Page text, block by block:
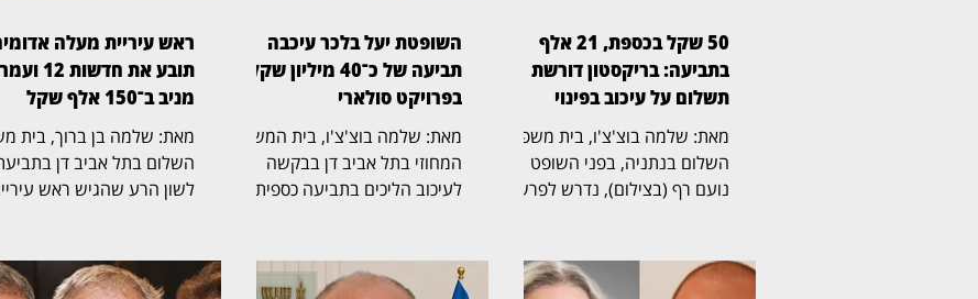
50 שקל בכספת, 21 אלף
בתביעה: בריקסטון דורשת
תשלום על עיכוב בפינוי
מאת: שלמה בוצ'צ'ו, בית משפט
השלום בנתניה, בפני השופט
נועם רף (בצילום), נדרש לפרשה
שטר בודד של 50 שקל,
השופטת יעל בלכר עיכבה
תביעה של כ־40 מיליון שקל
בפרויקט סולארי
מאת: שלמה בוצ'צ'ו, בית המשפט
המחוזי בתל אביב דן בבקשה
לעיכוב הליכים בתביעה כספית
נווה אור שיא אנרגיה סולארי
ראש עיריית מעלה
תובע את חדשות 12
מניב ב־150 אלף שקל
מאת: שלמה בן ברוך,
השלום בתל אביב דן
לשון הרע שהגיש ראש
והכתב עמרי מניב. בתביעה,